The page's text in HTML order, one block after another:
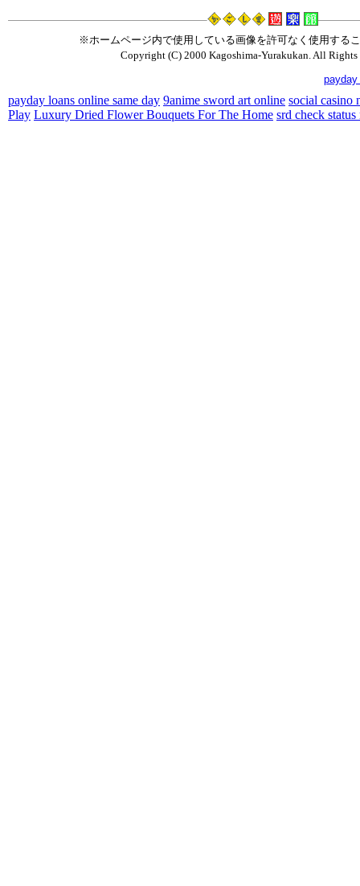
※ホームページ内で使用している画像を許可なく使用する
Copyright (C) 2000 Kagoshima-Yurakukan. All Rights
payday loans online same day 9anime sword art online social casino
Play Luxury Dried Flower Bouquets For The Home srd check status